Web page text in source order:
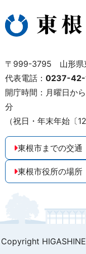
〒999-3795 山形県
代表電話： 0237-42-
開庁時間：月曜日か
分
（祝日・年末年始〔
東根市までの交通
東根市役所の場所
Copyright